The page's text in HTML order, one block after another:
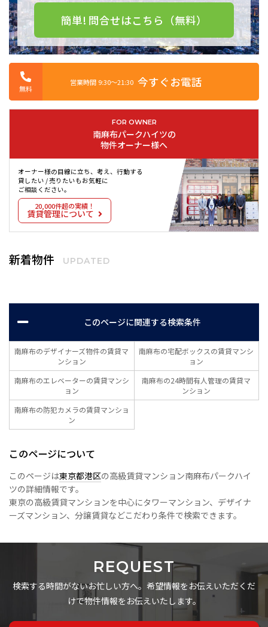
簡単! 問合せはこちら（無料）
無料
営業時間 9:30〜21:30 今すぐお電話
FOR OWNER
南麻布パークハイツの
物件オーナー様へ
オーナー様の目線に立ち、考え、行動する
貸したい / 売りたいもお気軽に
ご相談ください。
20,000件超の実績！
賃貸管理について
新着物件 UPDATED
このページに関連する検索条件
南麻布のデザイナーズ物件の賃貸マ
ンション
南麻布の宅配ボックスの賃貸マンシ
ョン
南麻布のエレベーターの賃貸マンシ
ョン
南麻布の24時間有人管理の賃貸マ
ンション
南麻布の防犯カメラの賃貸マンショ
ン
このページについて
このページは東京都港区の高級賃貸マンション南麻布パークハイ
ツの詳細情報です。
東京の高級賃貸マンションを中心にタワーマンション、デザイナ
ーズマンション、分譲賃貸などこだわり条件で検索できます。
REQUEST
検索する時間がないお忙しい方へ。希望情報をお伝えいただくだ
けで物件情報をお伝えいたします。